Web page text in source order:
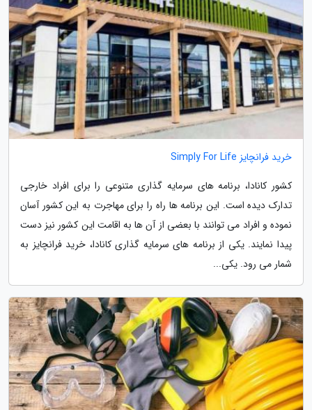
خرید فرانچایز Simply For Life
کشور کانادا، برنامه های سرمایه گذاری متنوعی را برای افراد خارجی
تدارک دیده است. این برنامه ها راه را برای مهاجرت به این کشور آسان
نموده و افراد می توانند با بعضی از آن ها به اقامت این کشور نیز دست
پیدا نمایند. یکی از برنامه های سرمایه گذاری کانادا، خرید فرانچایز به
شمار می رود. یکی...